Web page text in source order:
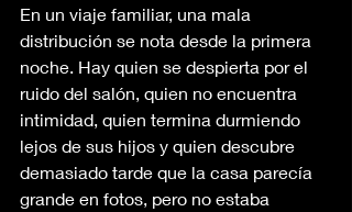
En un viaje familiar, una mala
distribución se nota desde la primera
noche. Hay quien se despierta por el
ruido del salón, quien no encuentra
intimidad, quien termina durmiendo
lejos de sus hijos y quien descubre
demasiado tarde que la casa parecía
grande en fotos, pero no estaba